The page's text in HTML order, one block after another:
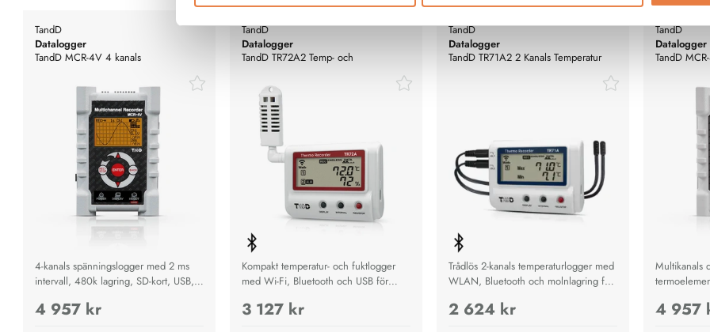
TandD
Datalogger
TandD MCR-4V 4 kanals
4-kanals spänningslogger med 2 ms
intervall, 480k lagring, SD-kort, USB,
kanaler.
4 957 kr
TandD
Datalogger
TandD TR72A2 Temp- och
Kompakt temperatur- och fuktlogger
med Wi-Fi, Bluetooth och USB för
molnlagring.
3 127 kr
TandD
Datalogger
TandD TR71A2 2 Kanals Temperatur
Trådlös 2-kanals temperaturlogger med
WLAN, Bluetooth och molnlagring för
industri.
2 624 kr
TandD
Datalogger
TandD
Multikanals
långvarig
4 957